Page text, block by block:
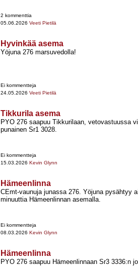
2 kommenttia
05.06.2026 Veeti Pietilä
Hyvinkää asema
Yöjuna 276 marsuvedolla!
Ei kommentteja
24.05.2026 Veeti Pietilä
Tikkurila asema
PYO 276 saapuu Tikkurilaan, vetovastuussa
punainen Sr1 3028.
Ei kommentteja
15.03.2026 Kevin Glynn
Hämeenlinna
CEmt-​vaunuja junassa 276. Yöjuna pysähtyy
minuuttia Hämeenlinnan asemalla.
Ei kommentteja
08.03.2026 Kevin Glynn
Hämeenlinna
PYO 276 saapuu Hämeenlinnaan Sr3 3336:n